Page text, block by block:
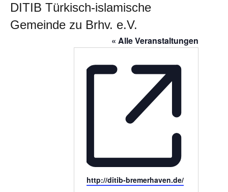
DITIB Türkisch-islamische
Gemeinde zu Brhv. e.V.
« Alle Veranstaltungen
Webseite
http://ditib-bremerhaven.de/